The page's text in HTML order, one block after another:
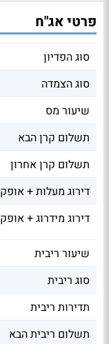
פרטי אג"ח
סוג הפדיון
סוג הצמדה
שיעור מס
תשלום קרן הבא
תשלום קרן אחרון
דירוג מעלות + אופק
דירוג מידרוג + אופק
שיעור ריבית
סוג ריבית
תדירות ריבית
תשלום ריבית הבא